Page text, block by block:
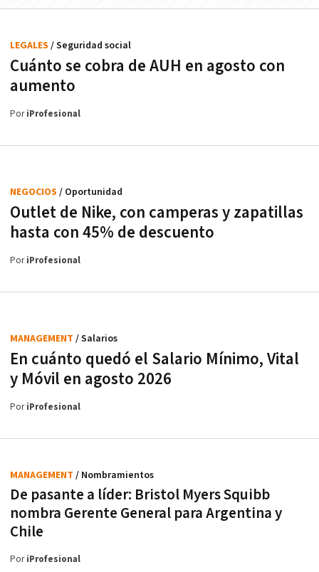
Cuánto se cobra de AUH en agosto con
aumento
LEGALES / Seguridad social
PoriProfesional
Outlet de Nike, con camperas y zapatillas
hasta con 45% de descuento
NEGOCIOS / Oportunidad
PoriProfesional
En cuánto quedó el Salario Mínimo, Vital
y Móvil en agosto 2026
MANAGEMENT / Salarios
PoriProfesional
De pasante a líder: Bristol Myers Squibb
nombra Gerente General para Argentina y
Chile
MANAGEMENT / Nombramientos
PoriProfesional